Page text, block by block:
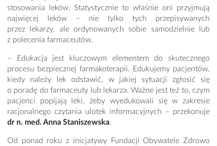
stosowania leków. Statystycznie to właśnie oni przyjmują
najwięcej leków – nie tylko tych przepisywanych
przez lekarzy, ale ordynowanych sobie samodzielnie lub
z polecenia farmaceutów.
– Edukacja jest kluczowym elementem do skutecznego
procesu bezpiecznej farmakoterapii. Edukujemy pacjentów,
kiedy należy lek odstawić, w jakiej sytuacji zgłosić się
o poradę do farmaceuty lub lekarza. Ważne jest też to, czym
pacjenci popijają leki, żeby wyedukowali się w zakresie
racjonalnego czytania ulotek informacyjnych – przekonuje
dr n. med. Anna Staniszewska.
Od ponad roku z inicjatywy Fundacji Obywatele Zdrowo